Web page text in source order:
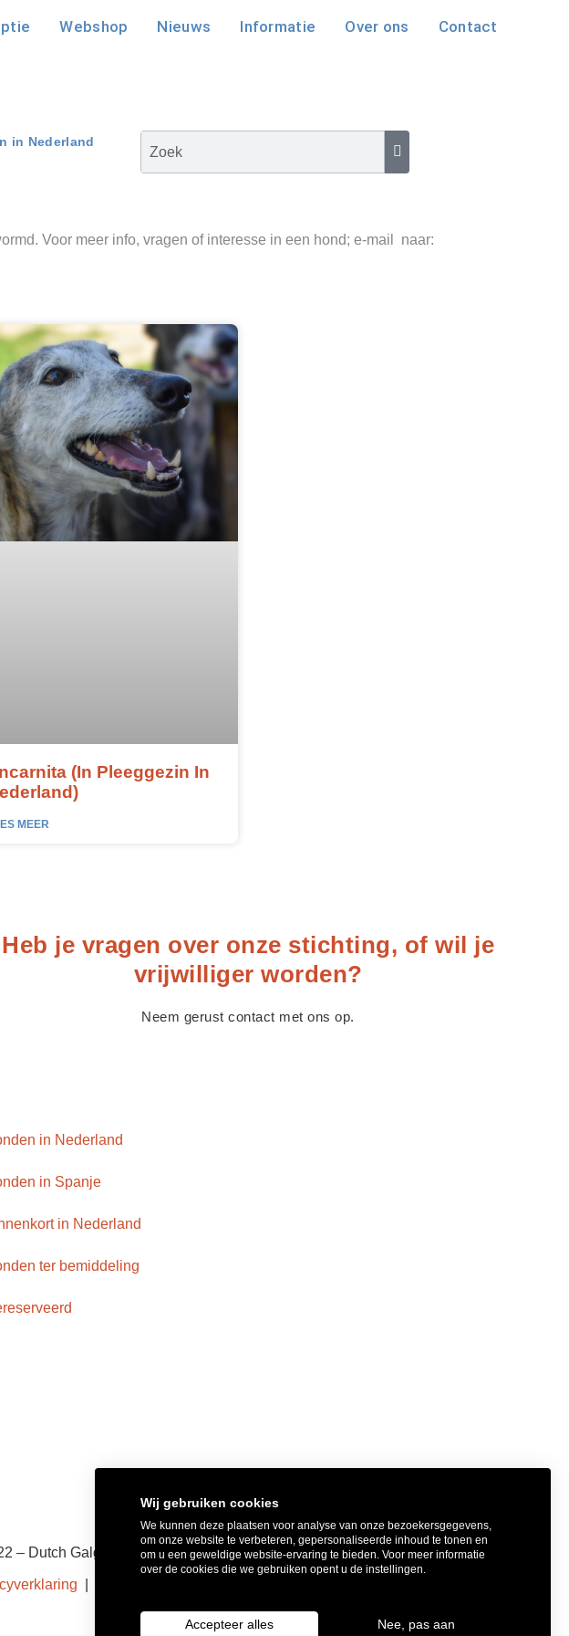
Webshop Nieuws Informatie Over ons Contact
in Nederland
Voor meer info, vragen of interesse in een hond; e-mail naar:
(in Pleeggezin In
MEER
Heb je vragen over onze stichting, of wil je
vrijwilliger worden?
Neem gerust contact met ons op.
in Nederland
in Spanje
in Nederland
ter bemiddeling
– Dutch Galgo Lovers
Wij gebruiken cookies
We kunnen deze plaatsen voor analyse van onze bezoekersgegevens,
om onze website te verbeteren, gepersonaliseerde inhoud te tonen en
om u een geweldige website-ervaring te bieden. Voor meer informatie
over de cookies die we gebruiken opent u de instellingen.
Accepteer alles Nee, pas aan